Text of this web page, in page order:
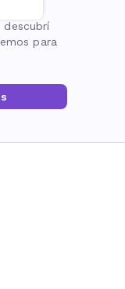
descubrí
para